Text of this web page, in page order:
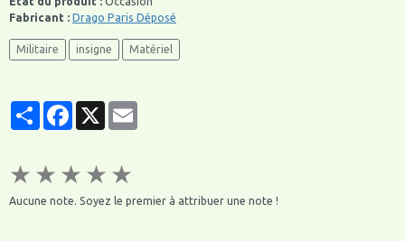
Fabricant : Drago Paris Déposé
Militaire insigne Matériel
PartagerFacebook
★ ★ ★ ★ ★
Aucune note. Soyez le premier à attribuer une note !